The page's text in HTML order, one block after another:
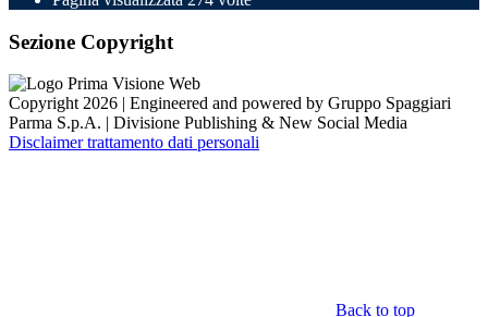
Sezione Copyright
Copyright 2026 | Engineered and powered by Gruppo Spaggiari
Parma S.p.A. | Divisione Publishing & New Social Media
Disclaimer trattamento dati personali
Back to top